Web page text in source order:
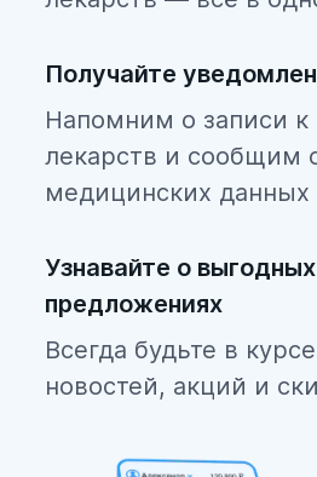
Получайте
Напомним о записи к
лекарств и сообщим
медицинских данных
Узнавайте о выгодных
предложениях
Всегда будьте в
новостей, акций и